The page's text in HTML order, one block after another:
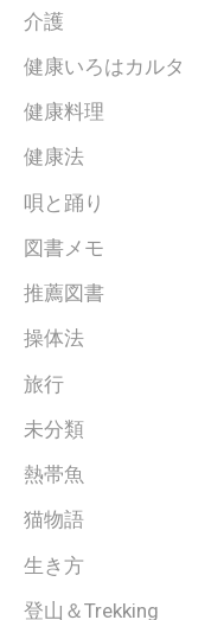
介護
健康いろはカルタ
健康料理
健康法
唄と踊り
図書メモ
推薦図書
操体法
旅行
未分類
熱帯魚
猫物語
生き方
登山＆Trekking